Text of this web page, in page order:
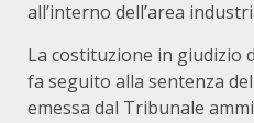
all’interno dell’area
La costituzione in giudizio
fa seguito alla sentenza
emessa dal Tribunale